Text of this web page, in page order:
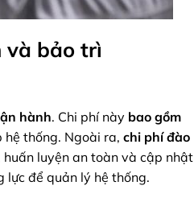
và bảo trì
hành. Chi phí này bao gồm
thống. Ngoài ra, chi phí đào
luyện an toàn và cập nhật
lực để quản lý hệ thống.